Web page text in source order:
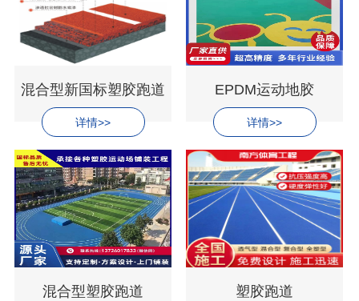
混合型新国标塑胶跑道
详情>>
EPDM运动地胶
详情>>
混合型塑胶跑道 塑胶跑道